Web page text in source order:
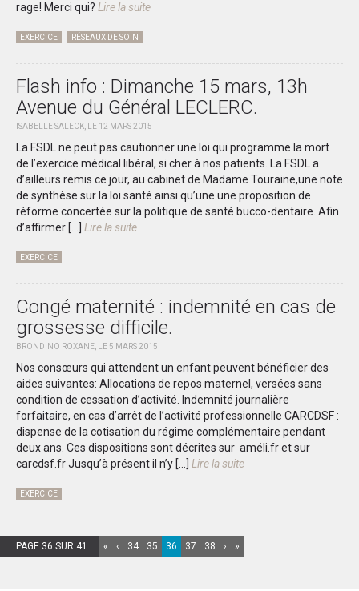
rage! Merci qui? Lire la suite
EXERCICE RÉSEAUX DE SOIN
Flash info : Dimanche 15 mars, 13h
Avenue du Général LECLERC.
ISABELLE SALECK, LE 12 MARS 2015
La FSDL ne peut pas cautionner une loi qui programme la mort
de l’exercice médical libéral, si cher à nos patients. La FSDL a
d’ailleurs remis ce jour, au cabinet de Madame Touraine,une note
de synthèse sur la loi santé ainsi qu’une une proposition de
réforme concertée sur la politique de santé bucco-dentaire. Afin
d’affirmer […]
Lire la suite
EXERCICE
Congé maternité : indemnité en cas de
grossesse difficile.
BRONDINO ROXANE, LE 5 MARS 2015
Nos consœurs qui attendent un enfant peuvent bénéficier des
aides suivantes: Allocations de repos maternel, versées sans
condition de cessation d’activité. Indemnité journalière
forfaitaire, en cas d’arrêt de l’activité professionnelle CARCDSF :
dispense de la cotisation du régime complémentaire pendant
deux ans. Ces dispositions sont décrites sur améli.fr et sur
carcdsf.fr Jusqu’à présent il n’y […]
Lire la suite
EXERCICE
PAGE 36 SUR 41 « ‹ 34 35 36 37 38 › »